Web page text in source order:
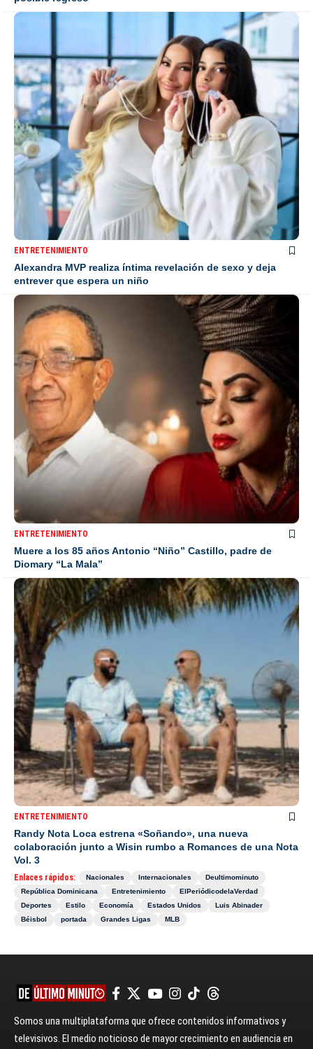
ENTRETENIMIENTO
Alexandra MVP realiza íntima revelación de sexo y deja
entrever que espera un niño
ENTRETENIMIENTO
Muere a los 85 años Antonio “Niño” Castillo, padre de
Diomary “La Mala”
ENTRETENIMIENTO
Randy Nota Loca estrena «Soñando», una nueva
colaboración junto a Wisin rumbo a Romances de una Nota
Vol. 3
Enlaces rápidos: Nacionales Internacionales
Deultimominuto
República Dominicana
Entretenimiento
ElPeriódicodelaVerdad
Deportes
Estilo Economía Estados Unidos
Luis Abinader
Béisbol
portada Grandes Ligas MLB
Somos una multiplataforma que ofrece contenidos informativos y
televisivos. El medio noticioso de mayor crecimiento en audiencia en